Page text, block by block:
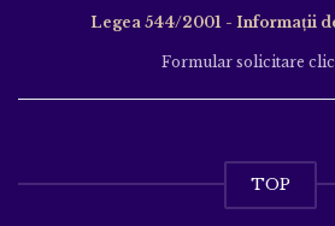
Legea 544/2001 - Informații
Formular solicitare
TOP